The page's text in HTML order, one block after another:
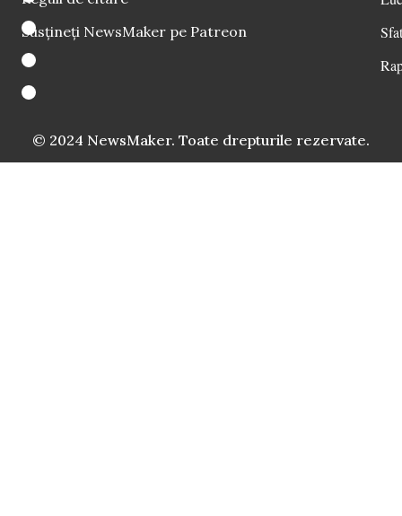
Susțineți NewsMaker pe Patreon
© 2024 NewsMaker. Toate drepturile rezervate.